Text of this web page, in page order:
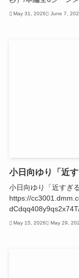
May 31, 2026 June 7,
小日向ゆり「近
小日向ゆり「近すぎ
https://
May 15, 2026 May 29,